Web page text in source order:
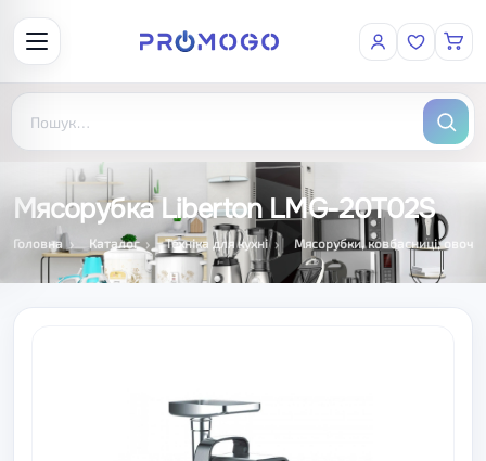
Мясорубка Liberton LMG-20T02S
Головна Каталог Техніка для кухні Мясорубки, ковбасниці,